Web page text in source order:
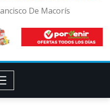
De Macorís